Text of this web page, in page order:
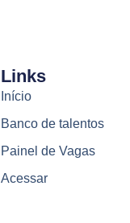
Links
Início
Banco de talentos
Painel de Vagas
Acessar